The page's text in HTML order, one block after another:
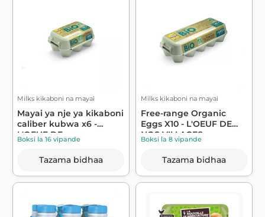
Milks kikaboni na mayai
Mayai ya nje ya kikaboni
caliber kubwa x6 -
L'OEUF DE...
Boksi la 16 vipande
Tazama bidhaa
Milks kikaboni na mayai
Free-range Organic
Eggs X10 - L'OEUF DE
NOS VILLAGES
Boksi la 8 vipande
Tazama bidhaa